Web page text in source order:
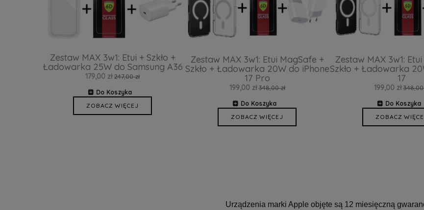
Zestaw MAX 3w1: Etui + Szkło +
Ładowarka 25W do Samsung A36
179,00 zł 247,00 zł
Do Koszyka
ZOBACZ WIĘCEJ
Zestaw MAX 3w1: Etui MagSafe +
Szkło + Ładowarka 20W do iPhone
17 Pro
199,00 zł 348,00 zł
Do Koszyka
ZOBACZ WIĘCEJ
Zestaw MAX 3w1:
Szkło + Ładowarka
17
199,00 zł 348,00
Do Koszyka
ZOBACZ
Urządzenia marki Apple objęte są 12 miesięczną